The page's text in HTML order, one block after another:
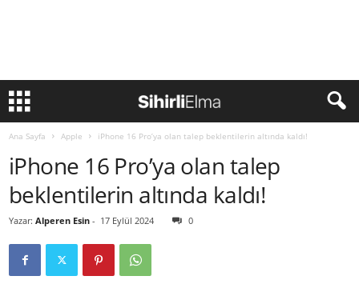
Ana Sayfa Apple iPhone 16 Pro’ya olan talep beklentilerin altında kaldı!
iPhone 16 Pro’ya olan talep
beklentilerin altında kaldı!
Yazar: Alperen Esin - 17 Eylül 2024 0